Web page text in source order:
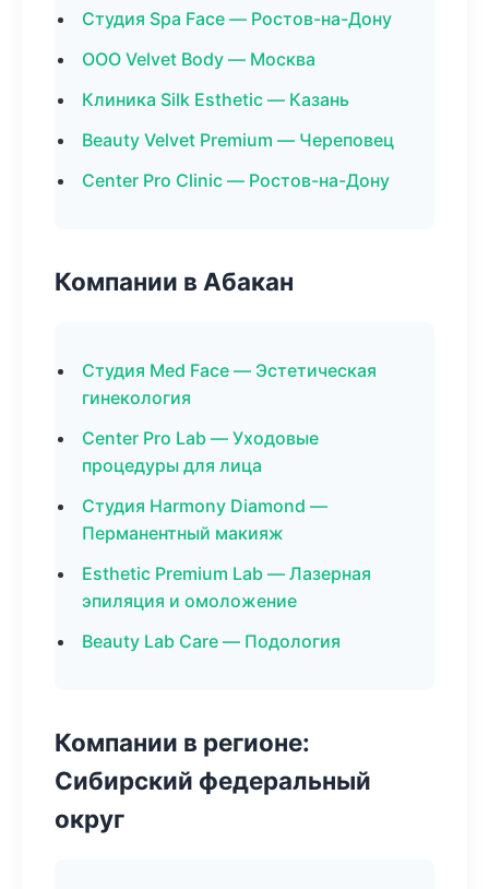
Студия Spa Face — Ростов-на-Дону
ООО Velvet Body — Москва
Клиника Silk Esthetic — Казань
Beauty Velvet Premium — Череповец
Center Pro Clinic — Ростов-на-Дону
Компании в Абакан
Студия Med Face — Эстетическая
гинекология
Center Pro Lab — Уходовые
процедуры для лица
Студия Harmony Diamond —
Перманентный макияж
Esthetic Premium Lab — Лазерная
эпиляция и омоложение
Beauty Lab Care — Подология
Компании в регионе:
Сибирский федеральный
округ